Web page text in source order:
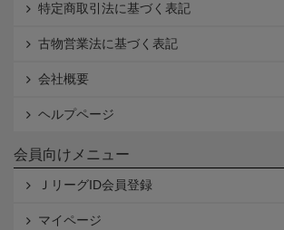
特定商取引法に基づく表記
古物営業法に基づく表記
会社概要
ヘルプページ
会員向けメニュー
ＪリーグID会員登録
マイページ